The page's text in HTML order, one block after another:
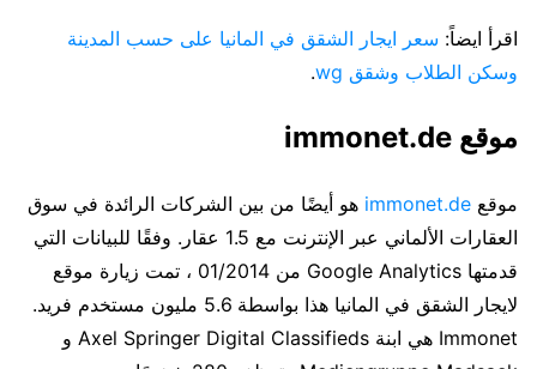
اقرأ ايضاً: سعر ايجار الشقق في المانيا على حسب المدينة
وسكن الطلاب وشقق wg
.
موقع immonet.de
موقع immonet.de هو أيضًا من بين الشركات الرائدة في سوق
العقارات الألماني عبر الإنترنت مع 1.5 عقار. وفقًا للبيانات التي
قدمتها Google Analytics من 01/2014 ، تمت زيارة موقع
لايجار الشقق في المانيا هذا بواسطة 5.6 مليون مستخدم فريد.
Immonet هي ابنة Axel Springer Digital Classifieds و